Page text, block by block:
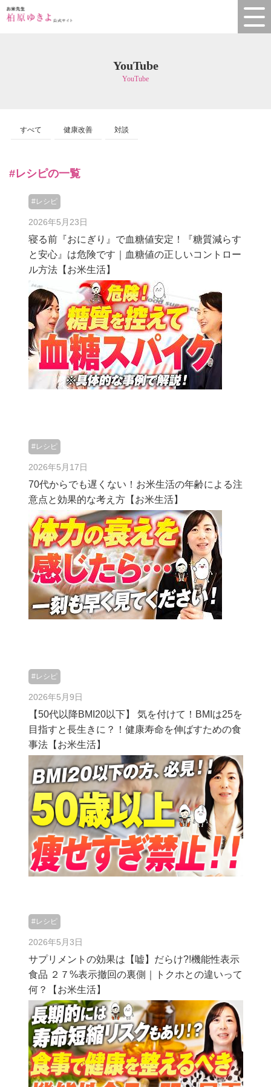
YouTube
YouTube
すべて 健康改善 対談
#レシピの一覧
#レシピ
2026年5月23日
寝る前『おにぎり』で血糖値安定！『糖質減らす
と安心』は危険です｜血糖値の正しいコントロー
ル方法【お米生活】
#レシピ
2026年5月17日
70代からでも遅くない！お米生活の年齢による注
意点と効果的な考え方【お米生活】
#レシピ
2026年5月9日
【50代以降BMI20以下】 気を付けて！BMIは25を
目指すと長生きに？！健康寿命を伸ばすための食
事法【お米生活】
#レシピ
2026年5月3日
サプリメントの効果は【嘘】だらけ?!機能性表示
食品 ２７%表示撤回の裏側｜トクホとの違いって
何？【お米生活】